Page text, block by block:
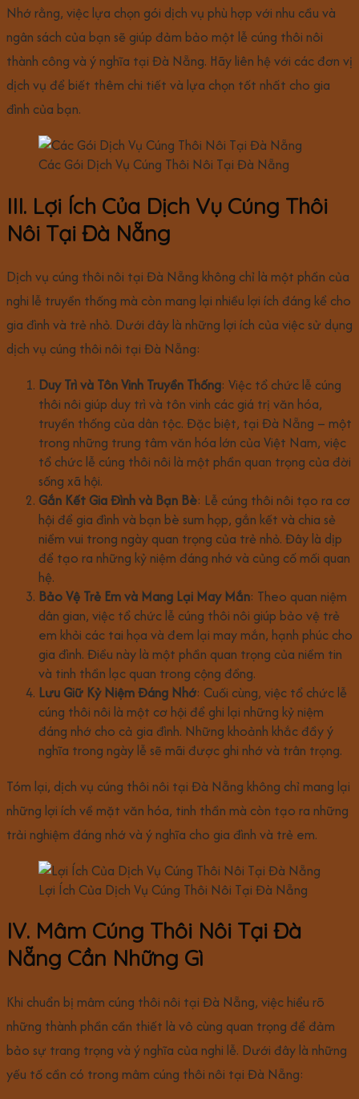
Nhớ rằng, việc lựa chọn gói dịch vụ phù hợp với nhu cầu và
ngân sách của bạn sẽ giúp đảm bảo một lễ cúng thôi nôi
thành công và ý nghĩa tại Đà Nẵng. Hãy liên hệ với các đơn vị
dịch vụ để biết thêm chi tiết và lựa chọn tốt nhất cho gia
đình của bạn.
Các Gói Dịch Vụ Cúng Thôi Nôi Tại Đà Nẵng
III. Lợi Ích Của Dịch Vụ Cúng Thôi
Nôi Tại Đà Nẵng
Dịch vụ cúng thôi nôi tại Đà Nẵng không chỉ là một phần của
nghi lễ truyền thống mà còn mang lại nhiều lợi ích đáng kể cho
gia đình và trẻ nhỏ. Dưới đây là những lợi ích của việc sử dụng
dịch vụ cúng thôi nôi tại Đà Nẵng:
Duy Trì và Tôn Vinh Truyền Thống: Việc tổ chức lễ cúng
thôi nôi giúp duy trì và tôn vinh các giá trị văn hóa,
truyền thống của dân tộc. Đặc biệt, tại Đà Nẵng – một
trong những trung tâm văn hóa lớn của Việt Nam, việc
tổ chức lễ cúng thôi nôi là một phần quan trọng của đời
sống xã hội.
Gắn Kết Gia Đình và Bạn Bè: Lễ cúng thôi nôi tạo ra cơ
hội để gia đình và bạn bè sum họp, gắn kết và chia sẻ
niềm vui trong ngày quan trọng của trẻ nhỏ. Đây là dịp
để tạo ra những kỷ niệm đáng nhớ và củng cố mối quan
hệ.
Bảo Vệ Trẻ Em và Mang Lại May Mắn: Theo quan niệm
dân gian, việc tổ chức lễ cúng thôi nôi giúp bảo vệ trẻ
em khỏi các tai họa và đem lại may mắn, hạnh phúc cho
gia đình. Điều này là một phần quan trọng của niềm tin
và tinh thần lạc quan trong cộng đồng.
Lưu Giữ Kỷ Niệm Đáng Nhớ: Cuối cùng, việc tổ chức lễ
cúng thôi nôi là một cơ hội để ghi lại những kỷ niệm
đáng nhớ cho cả gia đình. Những khoảnh khắc đầy ý
nghĩa trong ngày lễ sẽ mãi được ghi nhớ và trân trọng.
Tóm lại, dịch vụ cúng thôi nôi tại Đà Nẵng không chỉ mang lại
những lợi ích về mặt văn hóa, tinh thần mà còn tạo ra những
trải nghiệm đáng nhớ và ý nghĩa cho gia đình và trẻ em.
Lợi Ích Của Dịch Vụ Cúng Thôi Nôi Tại Đà Nẵng
IV. Mâm Cúng Thôi Nôi Tại Đà
Nẵng Cần Những Gì
Khi chuẩn bị mâm cúng thôi nôi tại Đà Nẵng, việc hiểu rõ
những thành phần cần thiết là vô cùng quan trọng để đảm
bảo sự trang trọng và ý nghĩa của nghi lễ. Dưới đây là những
yếu tố cần có trong mâm cúng thôi nôi tại Đà Nẵng: